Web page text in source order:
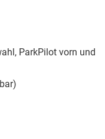
ParkPilot vorn und